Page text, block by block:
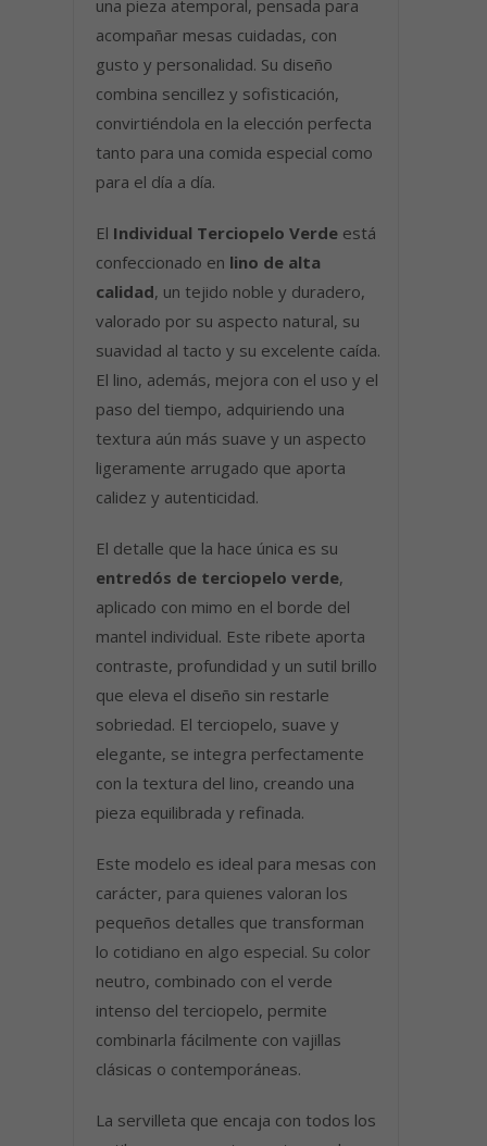
una pieza atemporal, pensada para
acompañar mesas cuidadas, con
gusto y personalidad. Su diseño
combina sencillez y sofisticación,
convirtiéndola en la elección perfecta
tanto para una comida especial como
para el día a día.
El Individual Terciopelo Verdeestá
confeccionado en lino de alta
calidad, un tejido noble y duradero,
valorado por su aspecto natural, su
suavidad al tacto y su excelente caída.
El lino, además, mejora con el uso y el
paso del tiempo, adquiriendo una
textura aún más suave y un aspecto
ligeramente arrugado que aporta
calidez y autenticidad.
El detalle que la hace única es su
entredós de terciopelo verde,
aplicado con mimo en el borde del
mantel individual. Este ribete aporta
contraste, profundidad y un sutil brillo
que eleva el diseño sin restarle
sobriedad. El terciopelo, suave y
elegante, se integra perfectamente
con la textura del lino, creando una
pieza equilibrada y refinada.
Este modelo es ideal para mesas con
carácter, para quienes valoran los
pequeños detalles que transforman
lo cotidiano en algo especial. Su color
neutro, combinado con el verde
intenso del terciopelo, permite
combinarla fácilmente con vajillas
clásicas o contemporáneas.
La servilleta que encaja con todos los